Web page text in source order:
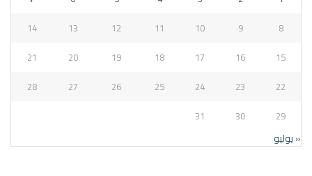
8
9
10
11
12
13
14
15
16
17
18
19
20
21
22
23
24
25
26
27
28
29
30
31
« يوليو